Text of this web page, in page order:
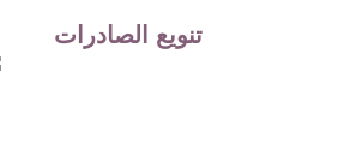
تنويع الصادرات